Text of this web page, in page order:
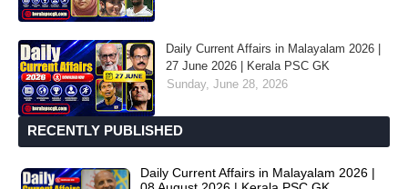
Daily Current Affairs in Malayalam 2026 |
27 June 2026 | Kerala PSC GK
Sunday, June 28, 2026
RECENTLY PUBLISHED
Daily Current Affairs in Malayalam 2026 |